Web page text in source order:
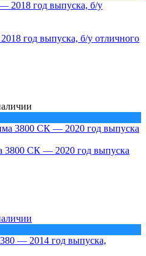
год выпуска, б/у отличного
СК — 2020 год выпуска